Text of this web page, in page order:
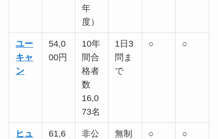
年
度）
ユー
キャ
ン
54,0
00円
10年
間合
格者
数
16,0
73名
1日3
問ま
で
○ ○
ヒュ
61,6
非公
無制
○ ○